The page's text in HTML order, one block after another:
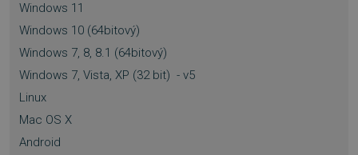
Windows 11
Windows 10 (64bitový)
Windows 7, 8, 8.1 (64bitový)
Windows 7, Vista, XP (32 bit) - v5
Linux
Mac OS X
Android